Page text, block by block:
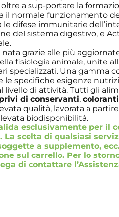
oltre a sup-portare la
il normale funzionamento
le difese immunitarie
del sistema digestivo, e
nata grazie alle più
fisiologia animale, unite
specializzati. Una gamma
specifiche esigenze
livello di attività. Tutti gli
privi di conservanti,coloranti
qualità, lavorata a
biodisponibilità.
esclusivamente per il
La scelta di qualsiasi
a supplemento,
sul carrello. Per lo
di contattare